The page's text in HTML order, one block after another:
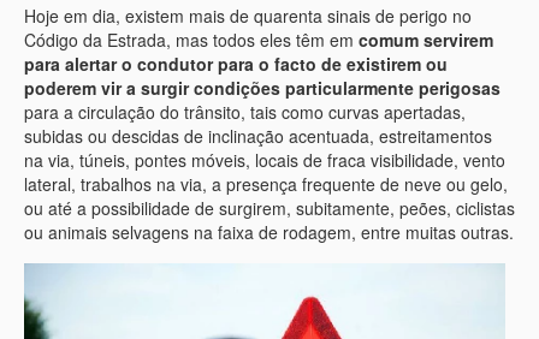
Hoje em dia, existem mais de quarenta sinais de perigo no
Código da Estrada, mas todos eles têm em comum servirem
para alertar o condutor para o facto de existirem ou
poderem vir a surgir condições particularmente perigosas
para a circulação do trânsito, tais como curvas apertadas,
subidas ou descidas de inclinação acentuada, estreitamentos
na via, túneis, pontes móveis, locais de fraca visibilidade, vento
lateral, trabalhos na via, a presença frequente de neve ou gelo,
ou até a possibilidade de surgirem, subitamente, peões, ciclistas
ou animais selvagens na faixa de rodagem, entre muitas outras.